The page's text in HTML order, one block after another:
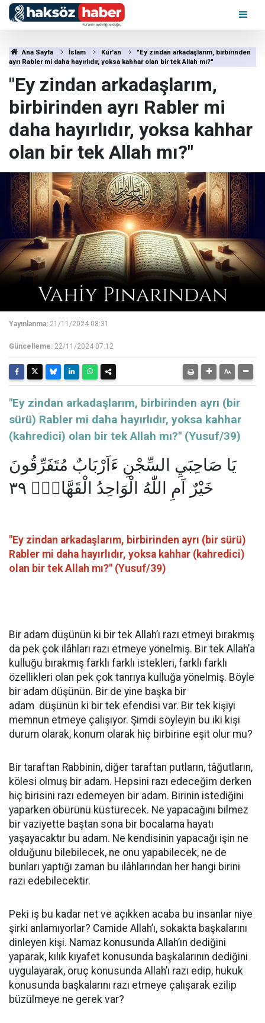
Ana Sayfa İslam Kur'an
"Ey zindan arkadaşlarım, birbirinden
ayrı Rabler mi daha hayırlıdır, yoksa kahhar olan bir tek Allah mı?"
"Ey zindan arkadaşlarım,
birbirinden ayrı Rabler mi
daha hayırlıdır, yoksa kahhar
olan bir tek Allah mı?"
Yayınlanma: 21/11/2024 08:31
Güncelleme: 22/11/2024 07:12
"Ey zindan arkadaşlarım, birbirinden ayrı (bir
sürü) Rabler mi daha hayırlıdır, yoksa kahhar
(kahredici) olan bir tek Allah mı?" (Yusuf/39)
يَا صَاحِبَيِ السِّجْنِ ءَاَرْبَابٌ مُتَفَرِّقُونَ
خَيْرٌ اَمِ اللّٰهُ الْوَاحِدُ الْقَهَّارُۜ ٣٩
"Ey zindan arkadaşlarım, birbirinden ayrı (bir sürü)
Rabler mi daha hayırlıdır, yoksa kahhar (kahredici)
olan bir tek Allah mı?" (Yusuf/39)
Bir adam düşünün ki bir tek Allah’ı razı etmeyi bırakmış
da pek çok ilâhları razı etmeye yönelmiş. Bir tek Allah’a
kulluğu bırakmış farklı farklı istekleri, farklı farklı
özellikleri olan pek çok tanrıya kulluğa yönelmiş. Böyle
bir adam düşünün. Bir de yine başka bir
adam düşünün ki bir tek efendisi var. Bir tek kişiyi
memnun etmeye çalışıyor. Şimdi söyleyin bu iki kişi
durum olarak, konum olarak hiç birbirine eşit olur mu?
Bir taraftan Rabbinin, diğer taraftan putların, tâğutların,
kölesi olmuş bir adam. Hepsini razı edeceğim derken
hiç birisini razı edemeyen bir adam. Birinin istediğini
yaparken öbürünü küstürecek. Ne yapacağını bilmez
bir vaziyette baştan sona bir bocalama hayatı
yaşayacaktır bu adam. Ne kendisinin yapacağı işin ne
olduğunu bilebilecek, ne onu yapabilecek, ne de
bunları yaptığı zaman bu ilâhlarından her hangi birini
razı edebilecektir.
Peki iş bu kadar net ve açıkken acaba bu insanlar niye
şirki anlamıyorlar? Camide Allah’ı, sokakta başkalarını
dinleyen kişi. Namaz konusunda Allah’ın dediğini
yaparak, kılık kıyafet konusunda başkalarının dediğini
uygulayarak, oruç konusunda Allah’ı razı edip, hukuk
konusunda başkalarını razı etmeye çalışarak ezilip
büzülmeye ne gerek var?